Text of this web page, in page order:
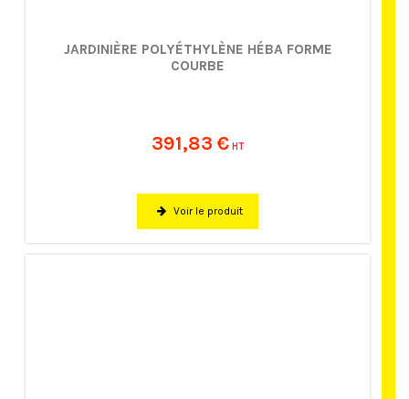
JARDINIÈRE POLYÉTHYLÈNE HÉBA FORME
COURBE
391,83 € HT
Voir le produit